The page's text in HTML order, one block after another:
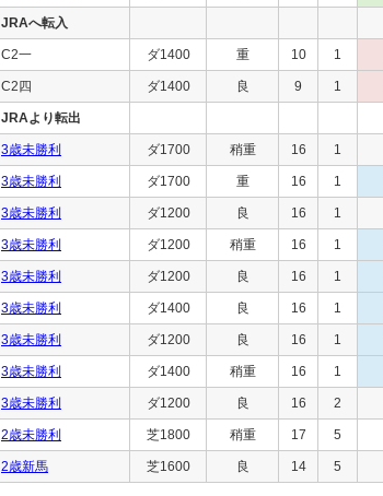
JRAへ転入
C2一 ダ1400 重 10 1
C2四 ダ1400 良 9 1
JRAより転出
3歳未勝利 ダ1700 稍重 16 1
3歳未勝利 ダ1700 重 16 1
3歳未勝利 ダ1200 良 16 1
3歳未勝利 ダ1200 稍重 16 1
3歳未勝利 ダ1200 良 16 1
3歳未勝利 ダ1400 良 16 1
3歳未勝利 ダ1200 良 16 1
3歳未勝利 ダ1400 稍重 16 1
3歳未勝利 ダ1200 良 16 2
2歳未勝利 芝1800 稍重 17 5
2歳新馬 芝1600 良 14 5